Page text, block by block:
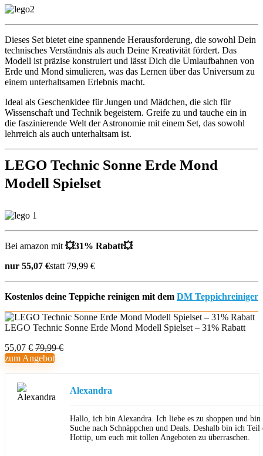
Dieses Set bietet eine spannende Herausforderung, die sowohl Dein
technisches Verständnis als auch Deine Kreativität fördert. Das
Modell ist präzise konstruiert und lässt Dich die Umlaufbahnen von
Erde und Mond simulieren, was das Lernen über das Universum zu
einem unterhaltsamen Erlebnis macht.
Ideal als Geschenkidee für Jungen und Mädchen, die sich für
Wissenschaft und Technik begeistern. Greife zu und tauche ein in
die faszinierende Welt der Astronomie mit einem Set, das sowohl
lehrreich als auch unterhaltsam ist.
LEGO Technic Sonne Erde Mond
Modell Spielset
Bei amazon mit 💥31% Rabatt💥
nur 55,07 €statt 79,99 €
Kostenlos deine Teppiche reinigen mit dem DM Teppichreiniger
LEGO Technic Sonne Erde Mond Modell Spielset – 31% Rabatt
55,07 € 79,99 €
zum Angebot
Alexandra
Hallo, ich bin Alexandra. Ich liebe es zu shoppen und
Suche nach Schnäppchen und Deals. Deshalb bin ich Teil
Hottip, um euch mit tollen Angeboten zu überraschen.